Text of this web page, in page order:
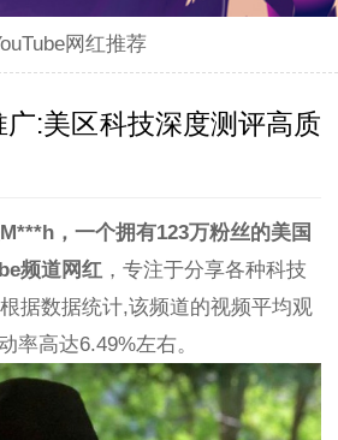
网红推荐
广:美区科技深度测评高质
，一个拥有123万粉丝的美国
频道网红 ，专注于分享各种科技
据数据统计,该频道的视频平均观
率高达6.49%左右。